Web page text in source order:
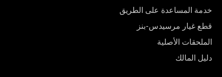
خدمة المساعدة على الطريق
قطع غيار مرسيدس-بنز
الملحقات الأصلية
دليل المالك